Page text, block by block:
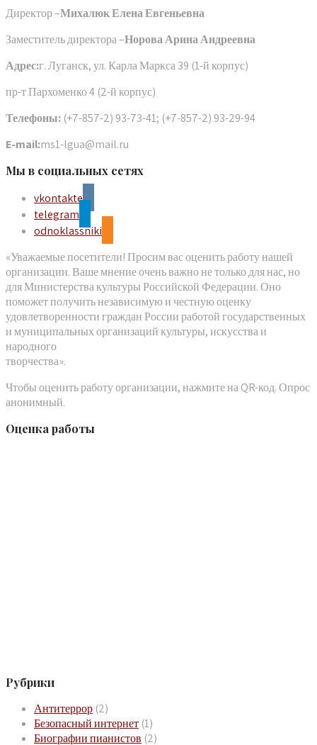
Директор –Михалюк Елена Евгеньевна
Заместитель директора –Норова Арина Андреевна
Адрес:г. Луганск, ул. Карла Маркса 39 (1-й корпус)
пр-т Пархоменко 4 (2-й корпус)
Телефоны: (+7-857-2) 93-73-41; (+7-857-2) 93-29-94
E-mail:ms1-lgua@mail.ru
Мы в социальных сетях
vkontakte
telegram
odnoklassniki
«Уважаемые посетители! Просим вас оценить работу нашей
организации. Ваше мнение очень важно не только для нас, но
для Министерства культуры Российской Федерации. Оно
поможет получить независимую и честную оценку
удовлетворенности граждан России работой государственных
и муниципальных организаций культуры, искусства и
народного
творчества».
Чтобы оценить работу организации, нажмите на QR-код. Опрос
анонимный.
Оценка работы
Рубрики
Антитеррор (2)
Безопасный интернет (1)
Биографии пианистов (2)